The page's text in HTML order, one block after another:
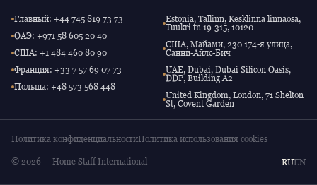
Главный: +44 745 819 73 73
ОАЭ: +971 58 605 20 40
США: +1 484 460 80 90
Франция: +33 7 57 69 07 73
Польша: +48 573 568 448
Estonia, Tallinn, Kesklinna linnaosa,
Tuukri tn 19-315, 10120
США, Майами, 230 174-я улица,
Санни-Айлс-Бич
UAE, Dubai, Dubai Silicon Oasis,
DDP, Building A2
United Kingdom, London, 71 Shelton
St, Covent Garden
Политика конфиденциальностиПолитика использования cookies
© 2026 — Home Staff International RUEN